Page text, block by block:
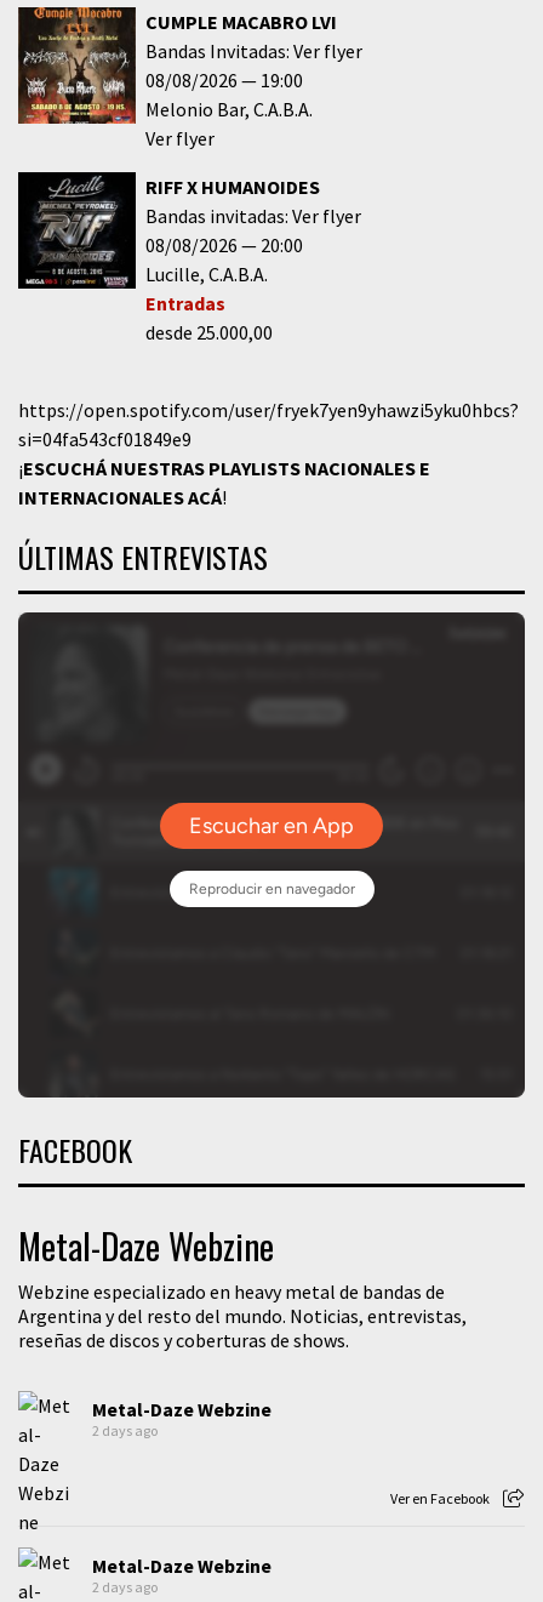
CUMPLE MACABRO LVI
Bandas Invitadas: Ver flyer
08/08/2026
19:00
Melonio Bar C.A.B.A.
Ver flyer
RIFF X HUMANOIDES
Bandas invitadas: Ver flyer
08/08/2026
20:00
Lucille C.A.B.A.
Entradas
desde 25.000,00
https://open.spotify.com/user/fryek7yen9yhawzi5yku0hbcs?
si=04fa543cf01849e9
¡ESCUCHÁ NUESTRAS PLAYLISTS NACIONALES E
INTERNACIONALESACÁ!
ÚLTIMAS ENTREVISTAS
FACEBOOK
Metal-Daze Webzine
Webzine especializado en heavy metal de bandas de
Argentina y del resto del mundo. Noticias, entrevistas,
reseñas de discos y coberturas de shows.
Metal-Daze Webzine
2 days ago
Ver en Facebook
Metal-Daze Webzine
2 days ago